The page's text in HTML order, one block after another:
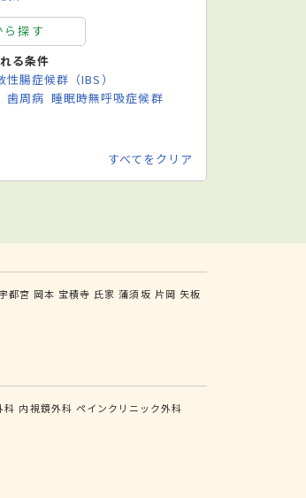
探す
る条件
性腸症候群（IBS）
歯周病 睡眠時無呼吸症候群
すべてをクリア
宇都宮 岡本 宝積寺 氏家 蒲須坂 片岡 矢板
科 内視鏡外科 ペインクリニック外科